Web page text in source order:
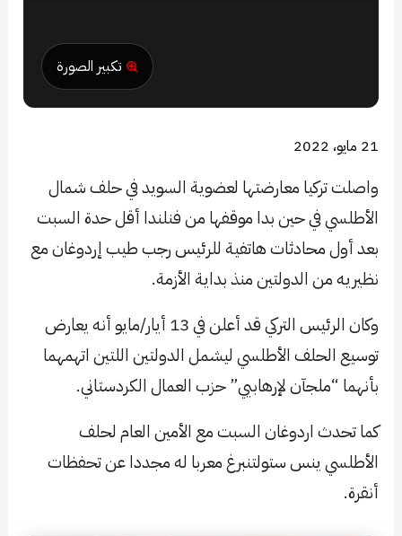
تكبير الصورة
21 مايو، 2022
واصلت تركيا معارضتها لعضوية السويد في حلف شمال
الأطلسي في حين بدا موقفها من فنلندا أقل حدة السبت
بعد أول محادثات هاتفية للرئيس رجب طيب إردوغان مع
نظيريه من الدولتين منذ بداية الأزمة.
وكان الرئيس التركي قد أعلن في 13 أيار/مايو أنه يعارض
توسيع الحلف الأطلسي ليشمل الدولتين اللتين اتهمهما
بأنهما “ملجآن لإرهابيي” حزب العمال الكردستاني.
كما تحدث اردوغان السبت مع الأمين العام لحلف
الأطلسي ينس ستولتنبرغ معربا له مجددا عن تحفظات
أنقرة.